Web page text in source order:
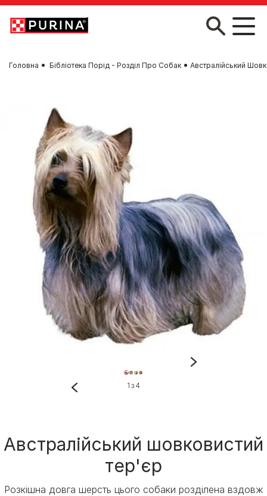
Skip to main content
Головна Бібліотека Порід - Розділ Про Собак Австралійський
Австралійський шовковистий
тер'єр
Розкішна довга шерсть цього собаки розділена вздовж
1 з 4